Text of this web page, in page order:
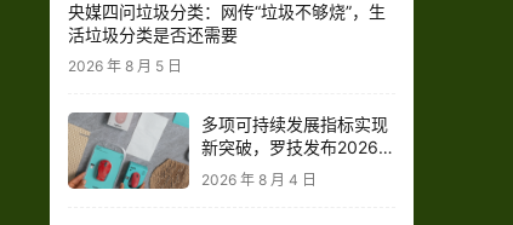
央媒四问垃圾分类：网传“垃圾不够烧”，生
活垃圾分类是否还需要
2026 年 8 月 5 日
多项可持续发展指标实现
新突破，罗技发布2026财
年影响力报告
2026 年 8 月 4 日